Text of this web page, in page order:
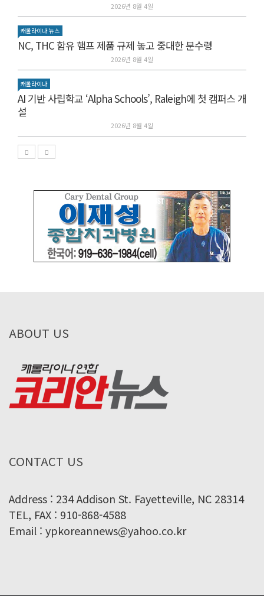
2026년 8월 4일
캐롤라이나 뉴스
NC, THC 함유 햄프 제품 규제 놓고 중대한 분수령
2026년 8월 4일
캐롤라이나
AI 기반 사립학교 ‘Alpha Schools’, Raleigh에 첫 캠퍼스 개
설
2026년 8월 4일
ABOUT US
CONTACT US
Address : 234 Addison St. Fayetteville, NC 28314
TEL, FAX : 910-868-4588
Email : ypkoreannews@yahoo.co.kr